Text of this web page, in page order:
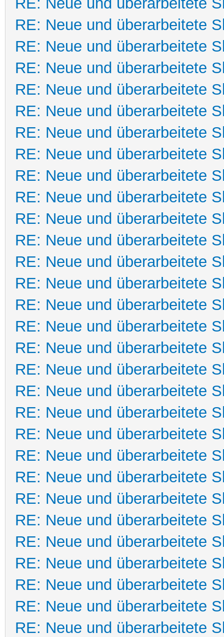
RE: Neue und überarbeitete
RE: Neue und überarbeitete
RE: Neue und überarbeitete
RE: Neue und überarbeitete
RE: Neue und überarbeitete
RE: Neue und überarbeitete
RE: Neue und überarbeitete
RE: Neue und überarbeitete
RE: Neue und überarbeitete
RE: Neue und überarbeitete
RE: Neue und überarbeitete
RE: Neue und überarbeitete
RE: Neue und überarbeitete
RE: Neue und überarbeitete
RE: Neue und überarbeitete
RE: Neue und überarbeitete
RE: Neue und überarbeitete
RE: Neue und überarbeitete
RE: Neue und überarbeitete
RE: Neue und überarbeitete
RE: Neue und überarbeitete
RE: Neue und überarbeitete
RE: Neue und überarbeitete
RE: Neue und überarbeitete
RE: Neue und überarbeitete
RE: Neue und überarbeitete
RE: Neue und überarbeitete
RE: Neue und überarbeitete
RE: Neue und überarbeitete